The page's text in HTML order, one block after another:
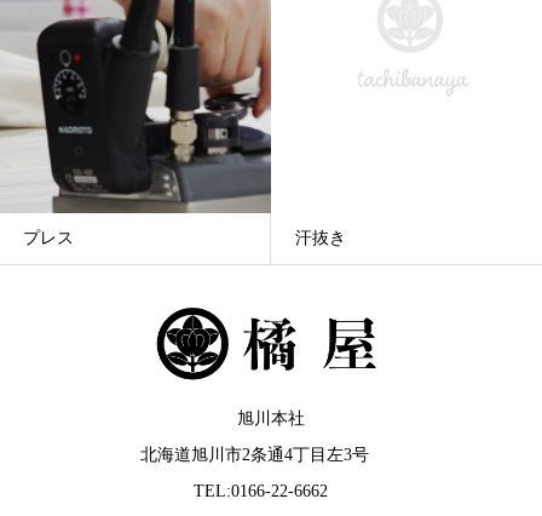
汗抜き 残布加工
旭川本社
北海道旭川市2条通4丁目左3号
TEL:0166-22-6662